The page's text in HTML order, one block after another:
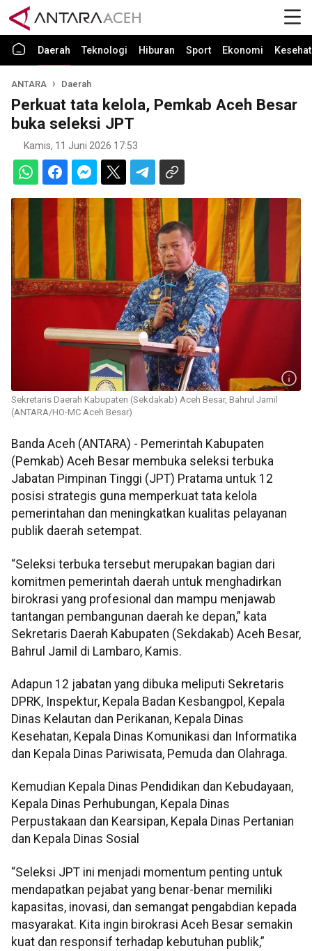
Daerah Teknologi Hiburan Sport Ekonomi
ANTARA Daerah
Perkuat tata kelola, Pemkab Aceh Besar
buka seleksi JPT
Kamis, 11 Juni 2026 17:53
Sekretaris Daerah Kabupaten (Sekdakab) Aceh Besar, Bahrul Jamil
(ANTARA/HO-MC Aceh Besar)
Banda Aceh (ANTARA) - Pemerintah Kabupaten
(Pemkab) Aceh Besar membuka seleksi terbuka
Jabatan Pimpinan Tinggi (JPT) Pratama untuk 12
posisi strategis guna memperkuat tata kelola
pemerintahan dan meningkatkan kualitas pelayanan
publik daerah setempat.
“Seleksi terbuka tersebut merupakan bagian dari
komitmen pemerintah daerah untuk menghadirkan
birokrasi yang profesional dan mampu menjawab
tantangan pembangunan daerah ke depan,” kata
Sekretaris Daerah Kabupaten (Sekdakab) Aceh Besar,
Bahrul Jamil di Lambaro, Kamis.
Adapun 12 jabatan yang dibuka meliputi Sekretaris
DPRK, Inspektur, Kepala Badan Kesbangpol, Kepala
Dinas Kelautan dan Perikanan, Kepala Dinas
Kesehatan, Kepala Dinas Komunikasi dan Informatika
dan Kepala Dinas Pariwisata, Pemuda dan Olahraga.
Kemudian Kepala Dinas Pendidikan dan Kebudayaan,
Kepala Dinas Perhubungan, Kepala Dinas
Perpustakaan dan Kearsipan, Kepala Dinas Pertanian
dan Kepala Dinas Sosial
“Seleksi JPT ini menjadi momentum penting untuk
mendapatkan pejabat yang benar-benar memiliki
kapasitas, inovasi, dan semangat pengabdian kepada
masyarakat. Kita ingin birokrasi Aceh Besar semakin
kuat dan responsif terhadap kebutuhan publik,”